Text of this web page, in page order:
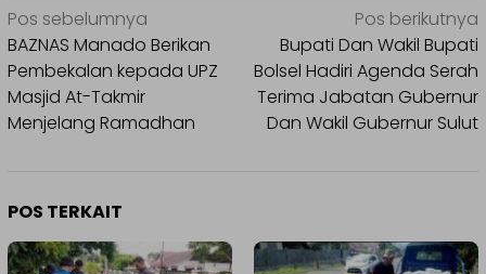
Navigasi
pos
Pos sebelumnya
BAZNAS Manado Berikan
Pembekalan kepada UPZ
Masjid At-Takmir
Menjelang Ramadhan
Pos berikutnya
Bupati Dan Wakil Bupati
Bolsel Hadiri Agenda Serah
Terima Jabatan Gubernur
Dan Wakil Gubernur Sulut
POS TERKAIT